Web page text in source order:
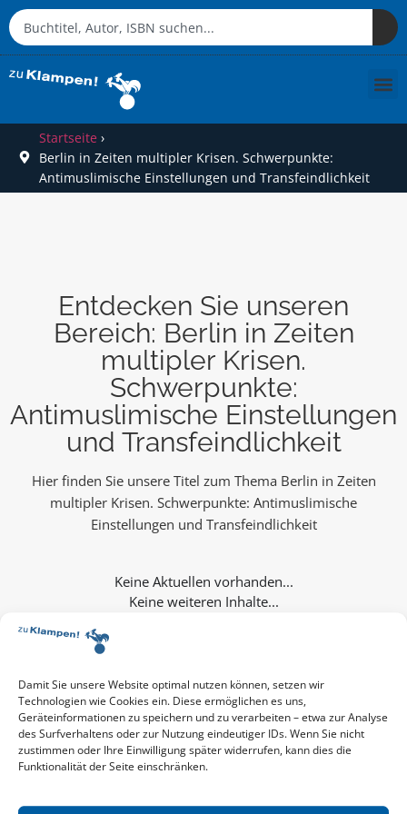
Damit Sie unsere Website optimal nutzen können, setzen wir
Technologien wie Cookies ein. Diese ermöglichen es uns,
Geräteinformationen zu speichern und zu verarbeiten – etwa zur Analyse
des Surfverhaltens oder zur Nutzung eindeutiger IDs. Wenn Sie nicht
zustimmen oder Ihre Einwilligung später widerrufen, kann dies die
Funktionalität der Seite einschränken.
Startseite ›
Berlin in Zeiten multipler Krisen. Schwerpunkte:
Antimuslimische Einstellungen und Transfeindlichkeit
Entdecken Sie unseren
Bereich: Berlin in Zeiten
multipler Krisen.
Schwerpunkte:
Antimuslimische Einstellungen
und Transfeindlichkeit
Hier finden Sie unsere Titel zum Thema Berlin in Zeiten
multipler Krisen. Schwerpunkte: Antimuslimische
Einstellungen und Transfeindlichkeit
Keine weiteren Inhalte...